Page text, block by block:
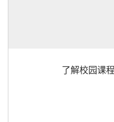
了解校园课